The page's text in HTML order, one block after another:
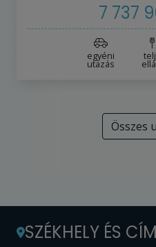
7 737
egyéni
utazás
Összes
SZÉKHELY ÉS CÍM